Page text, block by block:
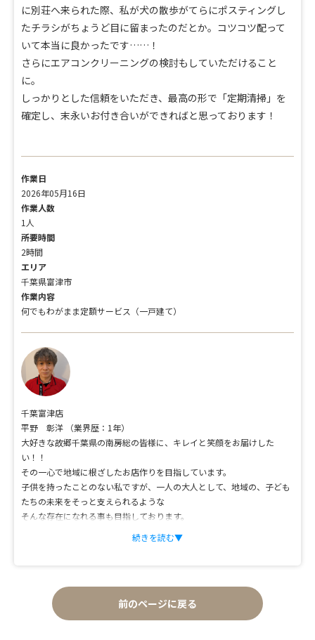
に別荘へ来られた際、私が犬の散歩がてらにポスティングし
たチラシがちょうど目に留まったのだとか。コツコツ配って
いて本当に良かったです……！
さらにエアコンクリーニングの検討もしていただけること
に。
しっかりとした信頼をいただき、最高の形で「定期清掃」を
確定し、末永いお付き合いができればと思っております！
作業日
2026年05月16日
作業人数
1人
所要時間
2時間
エリア
千葉県富津市
作業内容
何でもわがまま定額サービス（一戸建て）
千葉富津店
平野 彰洋 （業界歴：1年）
大好きな故郷千葉県の南房総の皆様に、キレイと笑顔をお届けした
い！！
その一心で地域に根ざしたお店作りを目指しています。
子供を持ったことのない私ですが、一人の大人として、地域の、子ども
たちの未来をそっと支えられるような
そんな存在になれる事も目指しております。
事業とともに社会貢献を心掛け、地域コミュニティの一助となるべく活
続きを読む▼
前のページに戻る